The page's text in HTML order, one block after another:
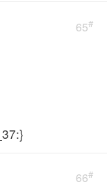
65#
66#